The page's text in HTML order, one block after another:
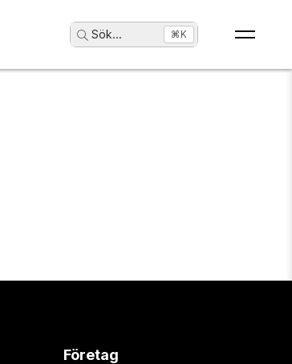
Sök... ⌘K
Företag